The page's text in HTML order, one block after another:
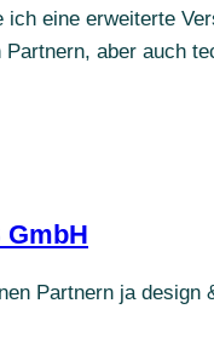
ich eine erweiterte
aber auch
GmbH
Partnern ja